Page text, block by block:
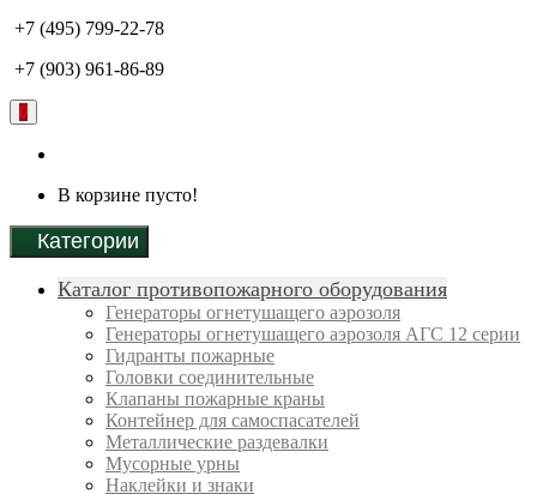
+7 (495) 799-22-78
+7 (903) 961-86-89
0
В корзине пусто!
Категории
Каталог противопожарного оборудования
Генераторы огнетушащего аэрозоля
Генераторы огнетушащего аэрозоля АГС 12 серии
Гидранты пожарные
Головки соединительные
Клапаны пожарные краны
Контейнер для самоспасателей
Металлические раздевалки
Мусорные урны
Наклейки и знаки